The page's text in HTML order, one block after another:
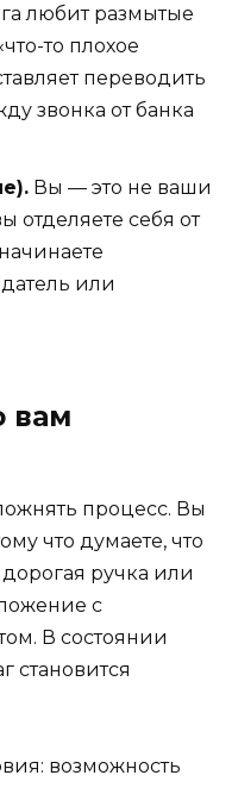
любит размытые
то плохое
переводить
звонка от банка
Вы — это не ваши
отделяете себя от
или
вам
процесс. Вы
что думаете, что
ручка или
с
В состоянии
становится
возможность